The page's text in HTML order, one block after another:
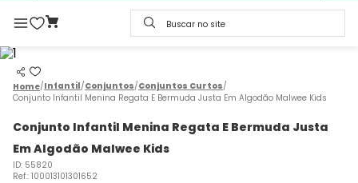
Buscar no site
Infantil Conjuntos Conjuntos Curtos
Conjunto Infantil Menina Regata E Bermuda Justa Em Algodão Malwee Kids
Conjunto Infantil Menina Regata E Bermuda Justa
Em Algodão Malwee Kids
ID: 55820
Ref.: 100013101301652